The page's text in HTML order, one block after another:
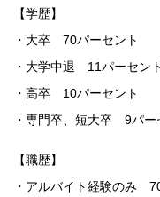
【学歴】
・大卒 70パーセント
・大学中退 11パーセント
・高卒 10パーセント
・専門卒、短大卒 9パー
【職歴】
・アルバイト経験のみ